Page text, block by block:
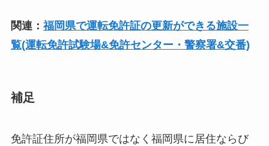
関連： 福岡県で運転免許証の更新ができる施設一
覧(運転免許試験場&免許センター・警察署&交番)
補足
免許証住所が福岡県ではなく福岡県に居住ならび